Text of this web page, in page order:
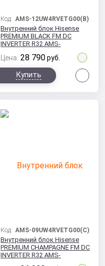
Код:AMS-12UW4RVETG00(B)
Внутренний блок Hisense
PREMIUM BLACK FM DC
INVERTER R32 AMS-
Цена: 28 790 руб.
Купить
Код:AMS-09UW4RVETG00(С)
Внутренний блок Hisense
PREMIUM CHAMPAGNE FM DC
INVERTER R32 AMS-